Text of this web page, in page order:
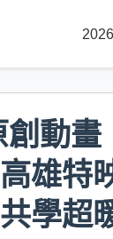
動畫
雄特
學超